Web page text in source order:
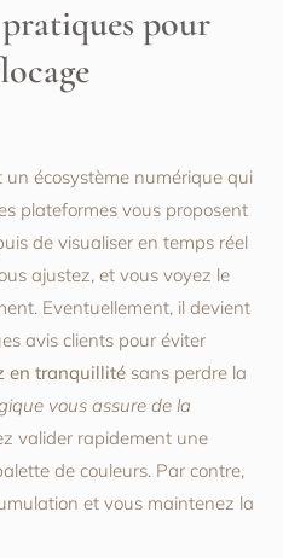
pour
écosystème numérique qui
plateformes vous proposent
de visualiser en temps réel
ajustez, et vous voyez le
Eventuellement, il devient
avis clients pour éviter
en tranquillité sans perdre la
vous assure de la
valider rapidement une
de couleurs. Par contre,
et vous maintenez la